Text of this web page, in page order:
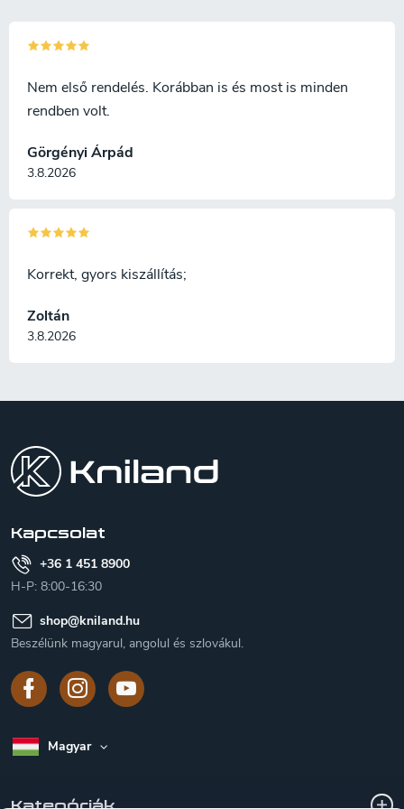
Görgényi Árpád
3.8.2026
Nem első rendelés. Korábban is és most is minden
rendben volt.
Zoltán
3.8.2026
Korrekt, gyors kiszállítás;
Kapcsolat
+36 1 451 8900
H-P: 8:00-16:30
shop@kniland.hu
Beszélünk magyarul, angolul és szlovákul.
Magyar